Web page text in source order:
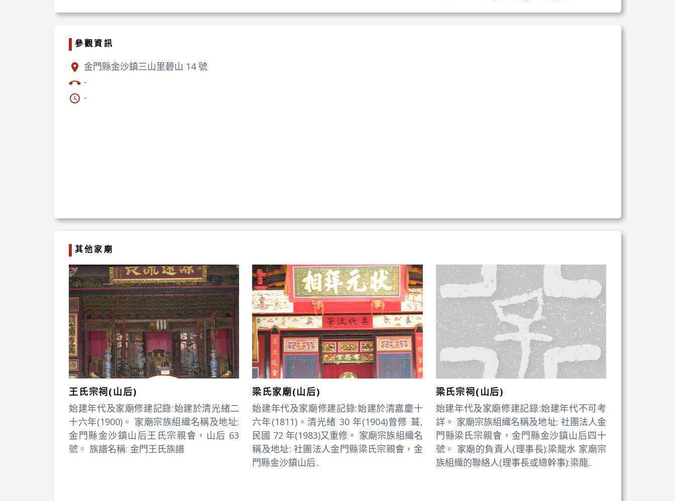
參觀資訊
金門縣金沙鎮三山里碧山 14 號
-
-
其他家廟
王氏宗祠(山后)
始建年代及家廟修建記錄:始建於清光緒二
十六年(1900)。 家廟宗族組織名稱及地址:
金門縣金沙鎮山后王氏宗親會，山后 63
號。 族譜名稱: 金門王氏族譜
梁氏家廟(山后)
始建年代及家廟修建記錄:始建於清嘉慶十
六年(1811)。清光緒 30 年(1904)曾修 葺,
民國 72 年(1983)又重修。 家廟宗族組織名
稱及地址: 社團法人金門縣梁氏宗親會，金
門縣金沙鎮山后..
梁氏宗祠(山后)
始建年代及家廟修建記錄:始建年代不可考
詳。 家廟宗族組織名稱及地址: 社團法人金
門縣梁氏宗親會，金門縣金沙鎮山后四十
號。 家廟的負責人(理事長):梁龍水 家廟宗
族組織的聯絡人(理事長或總幹事):梁龍..